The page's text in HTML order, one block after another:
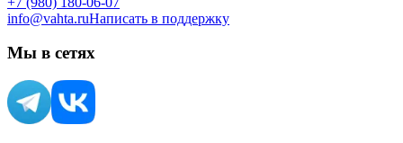
info@vahta.ruНаписать в поддержку
Мы в сетях